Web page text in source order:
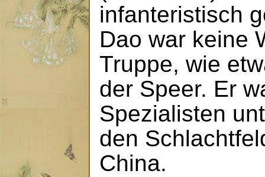
infanteristisch
Dao war keine
Truppe, wie
der Speer. Er
Spezialisten
den
China.